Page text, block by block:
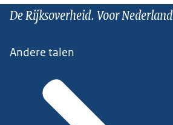
De Rijksoverheid. Voor Nederland
Andere talen